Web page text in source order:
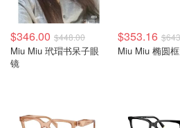
$346.00 $448.00
Miu Miu 玳瑁书呆子眼
镜
$353.16
Miu Miu 椭圆